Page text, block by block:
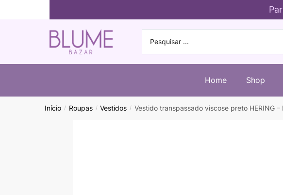
Home Shop
Início / Roupas / Vestidos / Vestido transpassado viscose preto HERING –